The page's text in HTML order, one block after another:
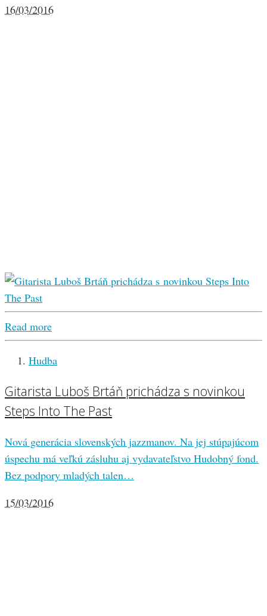
16/03/2016
Read more
Hudba
Gitarista Luboš Brtáň prichádza s novinkou
Steps Into The Past
Nová generácia slovenských jazzmanov. Na jej stúpajúcom
úspechu má veľkú zásluhu aj vydavateľstvo Hudobný fond.
Bez podpory mladých talen…
15/03/2016